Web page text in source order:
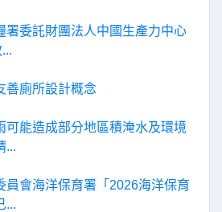
署委託財團法人中國生產力中心
善廁所設計概念
可能造成部分地區積淹水及環境
...
員會海洋保育署「2026海洋保育
...